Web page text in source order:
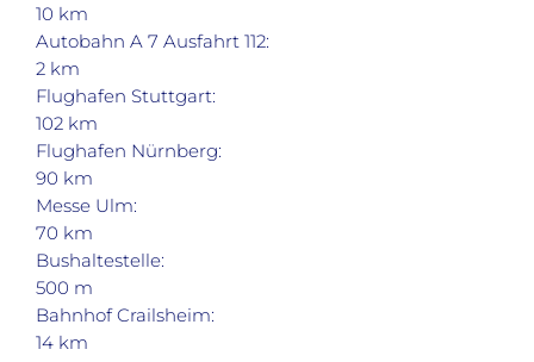
10 km
Autobahn A 7 Ausfahrt 112:
2 km
Flughafen Stuttgart:
102 km
Flughafen Nürnberg:
90 km
Messe Ulm:
70 km
Bushaltestelle:
500 m
Bahnhof Crailsheim:
14 km